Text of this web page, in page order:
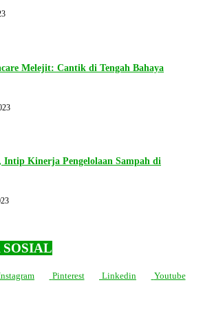
Melejit: Cantik di Tengah Bahaya
Intip Kinerja Pengelolaan Sampah di
Pinterest Linkedin Youtube